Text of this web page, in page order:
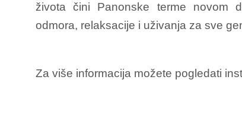
života čini Panonske terme novom
odmora, relaksacije i uživanja za sve
Za više informacija možete pogledati